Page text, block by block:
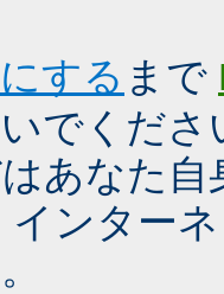
する まで
でくださ
あなた
インター